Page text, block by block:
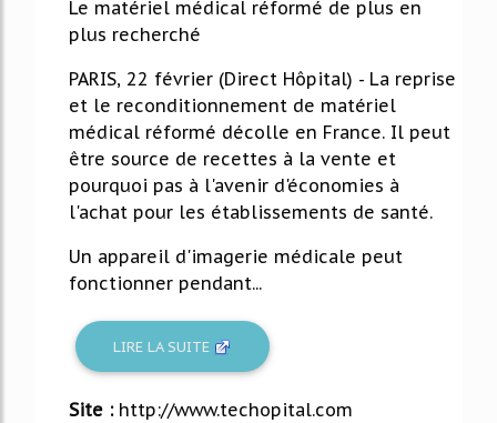
Le matériel médical réformé de plus en
plus recherché
PARIS, 22 février (Direct Hôpital) - La reprise
et le reconditionnement de matériel
médical réformé décolle en France. Il peut
être source de recettes à la vente et
pourquoi pas à l'avenir d'économies à
l'achat pour les établissements de santé.
Un appareil d'imagerie médicale peut
fonctionner pendant...
LIRE LA SUITE
Site : http://www.techopital.com